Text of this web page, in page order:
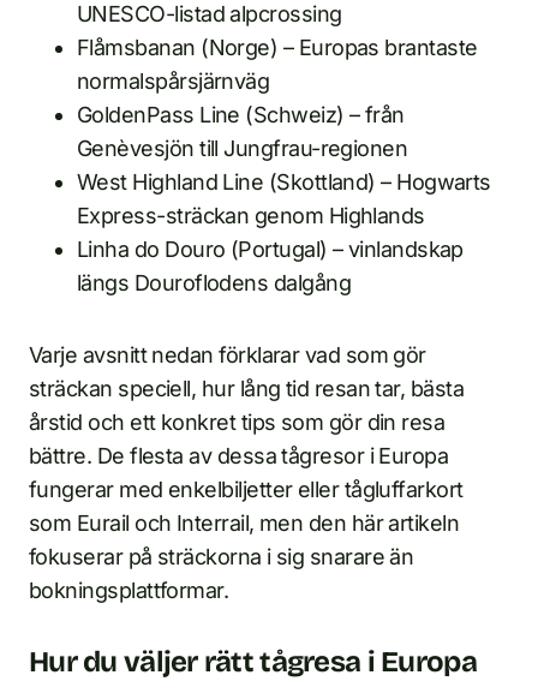
UNESCO-listad alpcrossing
Flåmsbanan (Norge) – Europas brantaste
normalspårsjärnväg
GoldenPass Line (Schweiz) – från
Genèvesjön till Jungfrau-regionen
West Highland Line (Skottland) – Hogwarts
Express-sträckan genom Highlands
Linha do Douro (Portugal) – vinlandskap
längs Douroflodens dalgång
Varje avsnitt nedan förklarar vad som gör
sträckan speciell, hur lång tid resan tar, bästa
årstid och ett konkret tips som gör din resa
bättre. De flesta av dessa tågresor i Europa
fungerar med enkelbiljetter eller tågluffarkort
som Eurail och Interrail, men den här artikeln
fokuserar på sträckorna i sig snarare än
bokningsplattformar.
Hur du väljer rätt tågresa i Europa